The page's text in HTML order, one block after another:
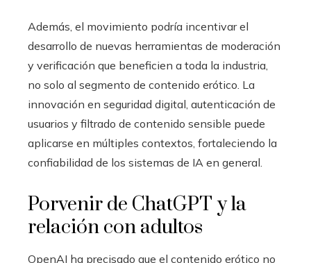
Además, el movimiento podría incentivar el
desarrollo de nuevas herramientas de moderación
y verificación que beneficien a toda la industria,
no solo al segmento de contenido erótico. La
innovación en seguridad digital, autenticación de
usuarios y filtrado de contenido sensible puede
aplicarse en múltiples contextos, fortaleciendo la
confiabilidad de los sistemas de IA en general.
Porvenir de ChatGPT y la
relación con adultos
OpenAI ha precisado que el contenido erótico no